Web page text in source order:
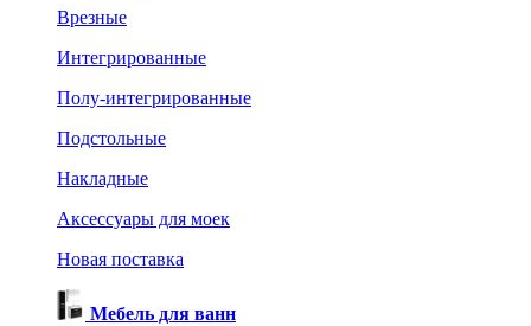
Врезные
Интегрированные
Полу-интегрированные
Подстольные
Накладные
Аксессуары для моек
Новая поставка
Мебель для ванн